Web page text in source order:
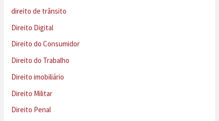
direito de trânsito
Direito Digital
Direito do Consumidor
Direito do Trabalho
Direito imobiliário
Direito Militar
Direito Penal